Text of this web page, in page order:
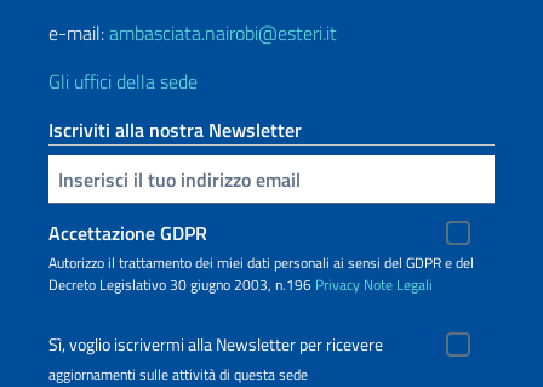
e-mail:ambasciata.nairobi@esteri.it
Gli uffici della sede
Iscriviti alla nostra Newsletter
Inserisci la tua email
Accettazione GDPR
Autorizzo il trattamento dei miei dati personali ai sensi del GDPR e del
Decreto Legislativo 30 giugno 2003, n.196 Privacy Note Legali
Sì, voglio iscrivermi alla Newsletter per ricevere
aggiornamenti sulle attività di questa sede